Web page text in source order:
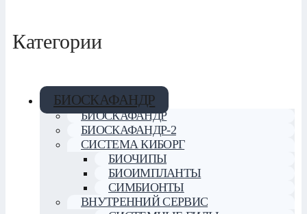
Категории
БИОСКАФАНДР
БИОСКАФАНДР
БИОСКАФАНДР-2
СИСТЕМА КИБОРГ
БИОЧИПЫ
БИОИМПЛАНТЫ
СИМБИОНТЫ
ВНУТРЕННИЙ СЕРВИС